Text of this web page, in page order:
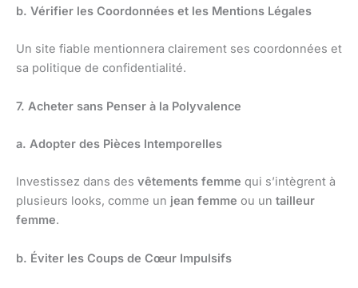
b. Vérifier les Coordonnées et les Mentions Légales
Un site fiable mentionnera clairement ses coordonnées et
sa politique de confidentialité.
7. Acheter sans Penser à la Polyvalence
a. Adopter des Pièces Intemporelles
Investissez dans des vêtements femme qui s’intègrent à
plusieurs looks, comme un jean femme ou un tailleur
femme.
b. Éviter les Coups de Cœur Impulsifs